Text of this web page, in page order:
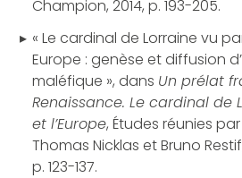
Champion, 2014, p. 193-205.
« Le cardinal de Lorraine vu
Europe : genèse et diffusion
maléfique », dans Un prélat
Renaissance. Le cardinal de
et l’Europe, Études réunies
Thomas Nicklas et Bruno
p. 123-137.